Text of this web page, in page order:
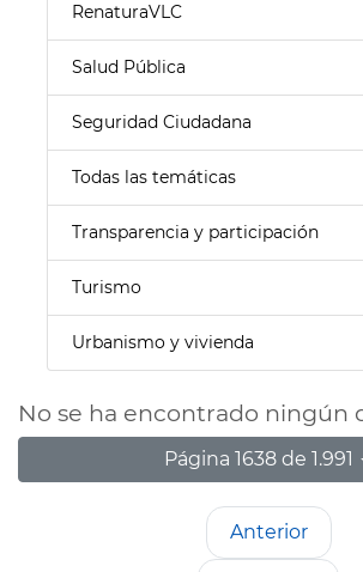
RenaturaVLC
Salud Pública
Seguridad Ciudadana
Todas las temáticas
Transparencia y participación
Turismo
Urbanismo y vivienda
No se ha encontrado ningún
Página 1638 de 1.991
Anterior